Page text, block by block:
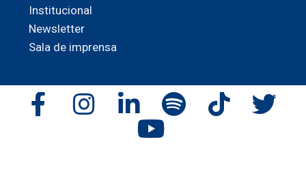
Institucional
Newsletter
Sala de imprensa